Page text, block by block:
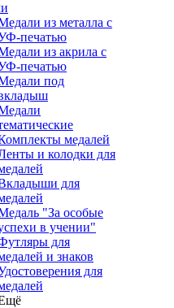
из металла с
печатью
из акрила с
печатью
под
медалей
и колодки для
для
"За особые
в учении"
для
и знаков
для